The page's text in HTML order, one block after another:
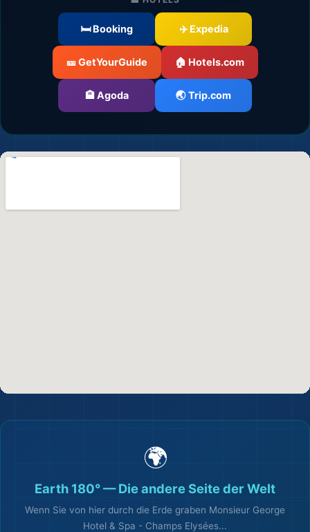
🛏️ Booking ✈️ Expedia
🎫 GetYourGuide 🏠 Hotels.com
🏨 Agoda 🌏 Trip.com
🌍
Earth 180° — Die andere Seite der Welt
Wenn Sie von hier durch die Erde graben Monsieur George
Hotel & Spa - Champs Elysées...